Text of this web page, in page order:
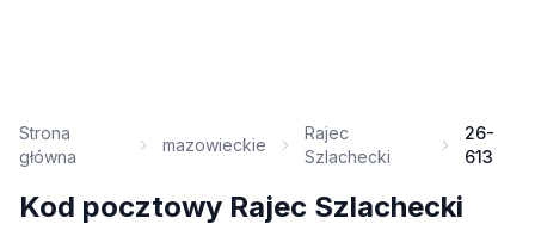
Strona
główna
mazowieckie
Rajec
Szlachecki
26-
613
Kod pocztowy Rajec Szlachecki